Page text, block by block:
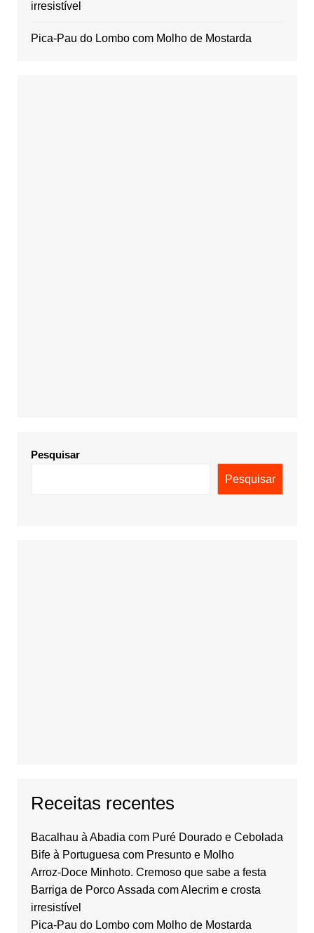
irresistível
Pica-Pau do Lombo com Molho de Mostarda
Pesquisar
Pesquisar
Receitas recentes
Bacalhau à Abadia com Puré Dourado e Cebolada
Bife à Portuguesa com Presunto e Molho
Arroz-Doce Minhoto. Cremoso que sabe a festa
Barriga de Porco Assada com Alecrim e crosta
irresistível
Pica-Pau do Lombo com Molho de Mostarda